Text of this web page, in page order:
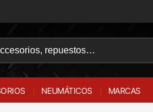
NEUMÁTICOS MARCAS